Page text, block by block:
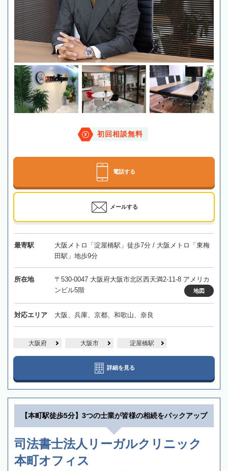
初回相談無料
電話する
メールする
最寄駅
大阪メトロ「淀屋橋駅」徒歩7分 / 大阪メトロ「東梅
田駅」地歩9分
所在地
〒530-0047 大阪府大阪市北区西天満2-11-8 アメリカ
ンビル5階
地図
対応エリア 大阪、兵庫、京都、和歌山、奈良
大阪府 大阪市 淀屋橋駅
詳細を見る
【本町駅徒歩5分】3つの士業が皆様の相続をバックアップ
司法書士法人リーガルクリニック
本町オフィス